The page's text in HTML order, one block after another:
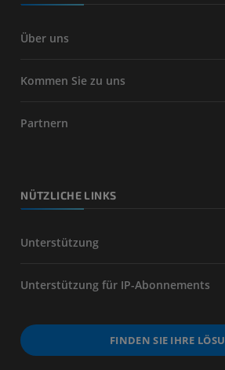
Über uns
Kommen Sie zu uns
Partnern
NÜTZLICHE LINKS
Unterstützung
Unterstützung für IP-Abonnements
FINDEN SIE IHRE